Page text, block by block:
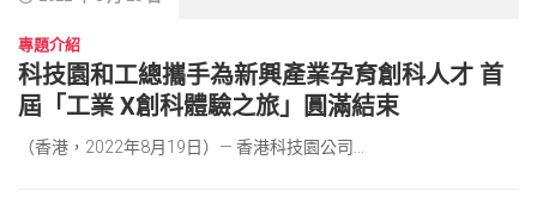
專題介紹
科技園和工總攜手為新興產業孕育創科人才 首
屆「工業 X創科體驗之旅」圓滿結束
（香港，2022年8月19日）— 香港科技園公司...